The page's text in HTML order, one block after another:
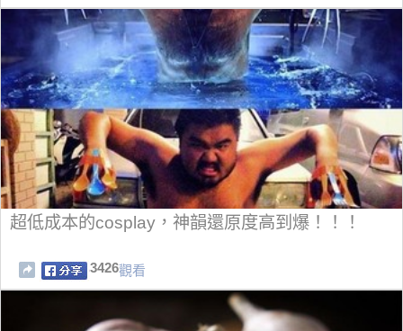
超低成本的cosplay，神韻還原度高到爆！！！
3426觀看